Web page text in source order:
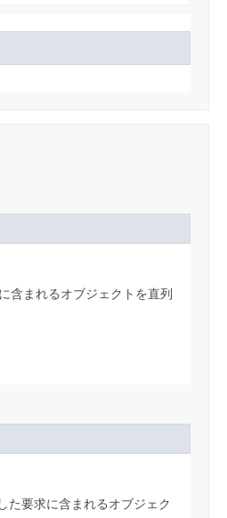
含まれるオブジェクトを直列
た要求に含まれるオブジェク